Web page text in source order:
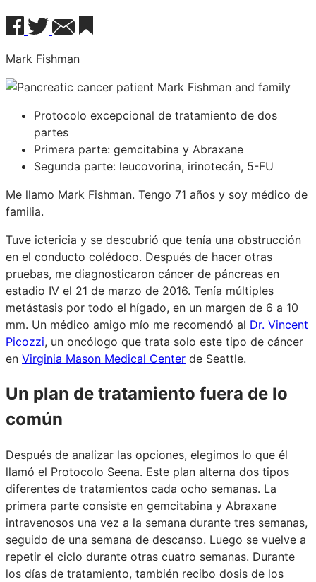
Mark Fishman
Protocolo excepcional de tratamiento de dos
partes
Primera parte: gemcitabina y Abraxane
Segunda parte: leucovorina, irinotecán, 5-FU
Me llamo Mark Fishman. Tengo 71 años y soy médico de
familia.
Tuve ictericia y se descubrió que tenía una obstrucción
en el conducto colédoco. Después de hacer otras
pruebas, me diagnosticaron cáncer de páncreas en
estadio IV el 21 de marzo de 2016. Tenía múltiples
metástasis por todo el hígado, en un margen de 6 a 10
mm. Un médico amigo mío me recomendó al Dr. Vincent
Picozzi, un oncólogo que trata solo este tipo de cáncer
en Virginia Mason Medical Center de Seattle.
Un plan de tratamiento fuera de lo
común
Después de analizar las opciones, elegimos lo que él
llamó el Protocolo Seena. Este plan alterna dos tipos
diferentes de tratamientos cada ocho semanas. La
primera parte consiste en gemcitabina y Abraxane
intravenosos una vez a la semana durante tres semanas,
seguido de una semana de descanso. Luego se vuelve a
repetir el ciclo durante otras cuatro semanas. Durante
los días de tratamiento, también recibo dosis de los